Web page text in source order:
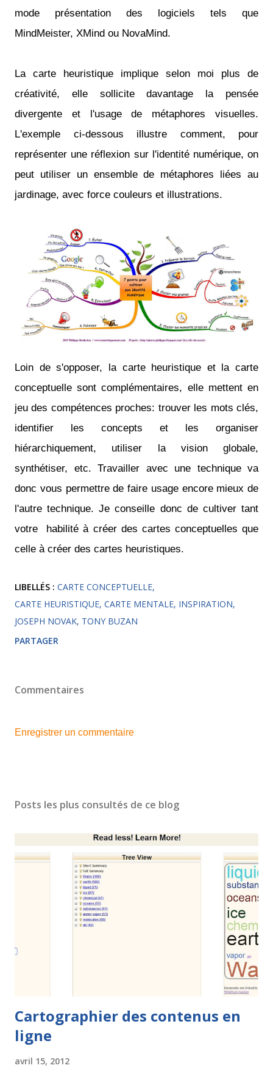
mode présentation des logiciels tels que
MindMeister, XMind ou NovaMind.
La carte heuristique implique selon moi plus de
créativité, elle sollicite davantage la pensée
divergente et l'usage de métaphores visuelles.
L'exemple ci-dessous illustre comment, pour
représenter une réflexion sur l'identité numérique, on
peut utiliser un ensemble de métaphores liées au
jardinage, avec force couleurs et illustrations.
Loin de s'opposer, la carte heuristique et la carte
conceptuelle sont complémentaires, elle mettent en
jeu des compétences proches: trouver les mots clés,
identifier les concepts et les organiser
hiérarchiquement, utiliser la vision globale,
synthétiser, etc. Travailler avec une technique va
donc vous permettre de faire usage encore mieux de
l'autre technique. Je conseille donc de cultiver tant
votre habilité à créer des cartes conceptuelles que
celle à créer des cartes heuristiques.
LIBELLÉS : CARTE CONCEPTUELLE
CARTE HEURISTIQUE CARTE MENTALE INSPIRATION
JOSEPH NOVAK TONY BUZAN
PARTAGER
Commentaires
Enregistrer un commentaire
Posts les plus consultés de ce blog
Cartographier des contenus en
ligne
avril 15, 2012